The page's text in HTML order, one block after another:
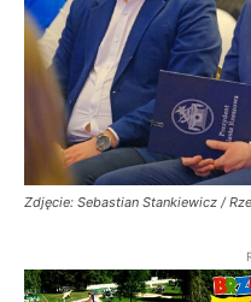
Zdjęcie: Sebastian Stankiewicz /